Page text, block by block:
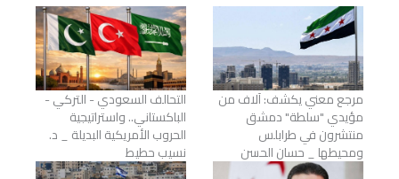
مرجع معني يكشف: آلاف من
مؤيدي "سلطة" دمشق
منتشرون في طرابلس
ومحيطها _ حسان الحسن
التحالف السعودي - التركي -
الباكستاني.. واستراتيجية
الحروب الأمريكية البديلة _ د.
نسيب حطيط